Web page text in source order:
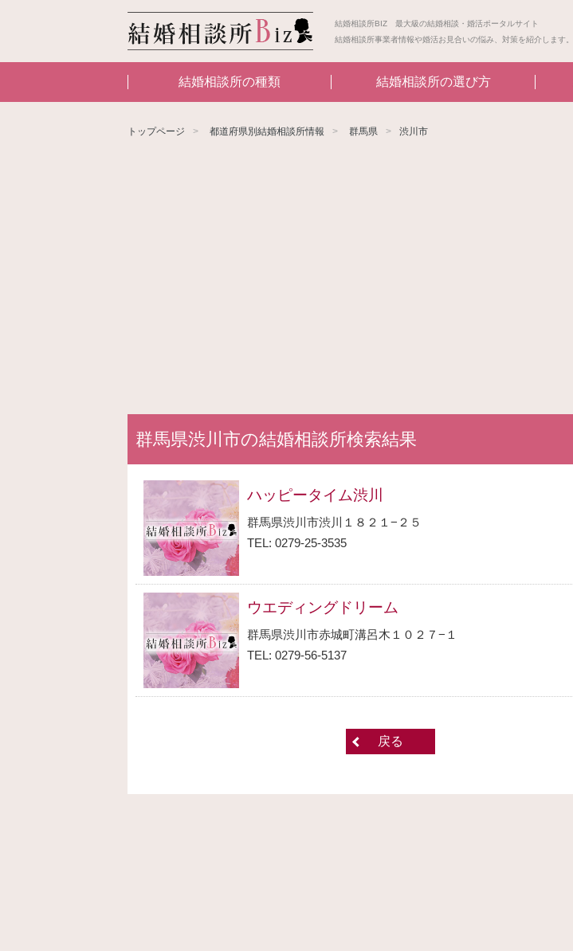
結婚相談所BIZ 最大級の結婚相談・婚活ポータルサイト
結婚相談所事業者情報や婚活お見合いの悩み、対策を紹介します。
結婚相談所の種類 結婚相談所の選び方
トップページ 都道府県別結婚相談所情報 群馬県 渋川市
群馬県渋川市の結婚相談所検索結果
ハッピータイム渋川
群馬県渋川市渋川１８２１−２５
TEL: 0279-25-3535
ウエディングドリーム
群馬県渋川市赤城町溝呂木１０２７−１
TEL: 0279-56-5137
戻る